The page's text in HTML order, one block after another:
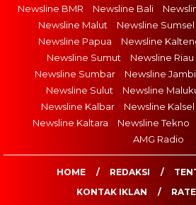
Newsline BMR
Newsline Bali
Newsline Malut
Newsline Sumsel
Newsline Papua
Newsline
Newsline Sumut
Newsline Riau
Newsline Sumbar
Newsline Jambi
Newsline Sulut
Newsline
Newsline Kalbar
Newsline Kalsel
Newsline Kaltara
Newsline Tekno
AMG Radio
HOME REDAKSI
KONTAK IKLAN